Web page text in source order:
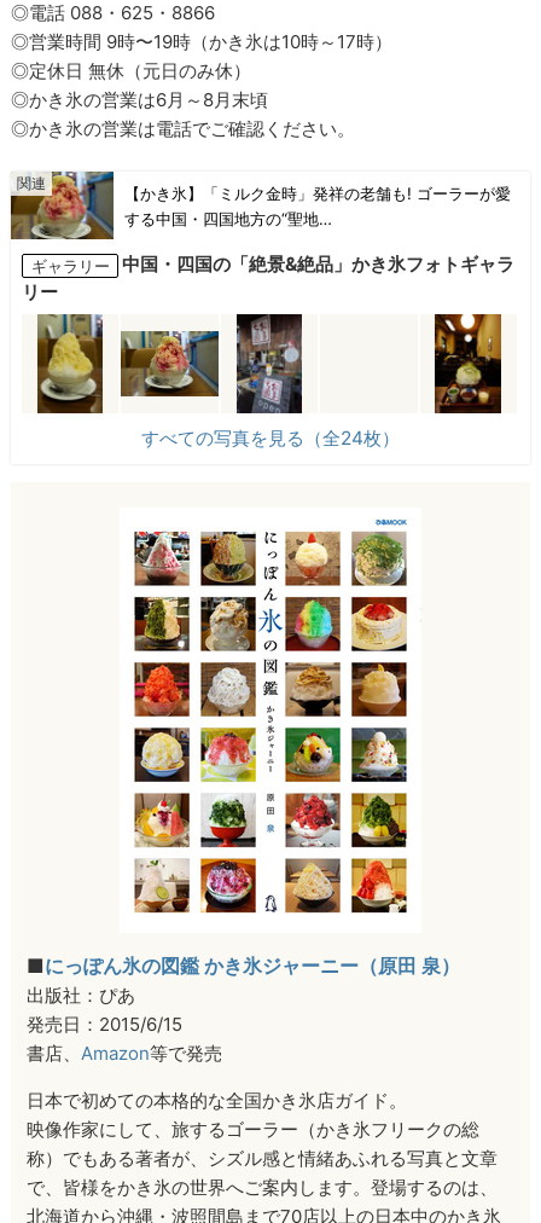
◎電話 088・625・8866
◎営業時間 9時〜19時（かき氷は10時～17時）
◎定休日 無休（元日のみ休）
◎かき氷の営業は6月～8月末頃
◎かき氷の営業は電話でご確認ください。
【かき氷】「ミルク金時」発祥の老舗も! ゴーラーが愛
する中国・四国地方の“聖地…
ギャラリー
中国・四国の「絶景&絶品」かき氷フォトギャラ
リー
すべての写真を見る（全24枚）
■にっぽん氷の図鑑 かき氷ジャーニー（原田 泉）
出版社：ぴあ
発売日：2015/6/15
書店、Amazon等で発売
日本で初めての本格的な全国かき氷店ガイド。
映像作家にして、旅するゴーラー（かき氷フリークの総
称）でもある著者が、シズル感と情緒あふれる写真と文章
で、皆様をかき氷の世界へご案内します。登場するのは、
北海道から沖縄・波照間島まで70店以上の日本中のかき氷